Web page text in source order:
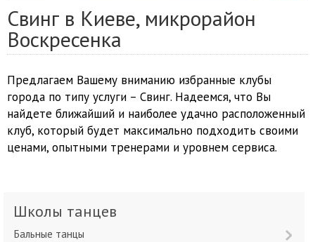
Свинг в Киеве, микрорайон
Воскресенка
Предлагаем Вашему вниманию избранные клубы
города по типу услуги – Свинг. Надеемся, что Вы
найдете ближайший и наиболее удачно расположенный
клуб, который будет максимально подходить своими
ценами, опытными тренерами и уровнем сервиса.
Школы танцев
Бальные танцы